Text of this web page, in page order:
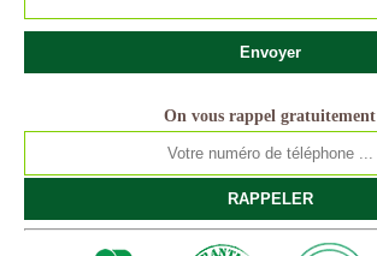
On vous rappel gratuitement